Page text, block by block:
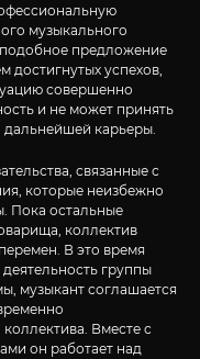
музыкального
предложение
успехов,
совершенно
и не может принять
дальнейшей карьеры.
связанные с
которые неизбежно
Пока остальные
коллектив
В это время
группы
музыкант соглашается
Вместе с
он работает над